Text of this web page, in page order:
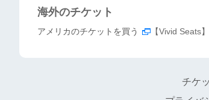
海外のチケット
アメリカのチケットを買う 【Vivid
チケ